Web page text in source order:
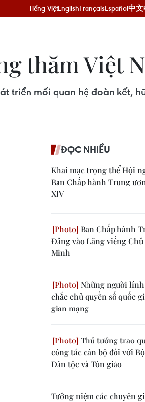
Tiếng ViệtEnglishFrançaisEspañol中文
thăm Việt
triển mối quan hệ đoàn kết,
ĐỌC NHIỀU
Khai mạc trọng thể Hội
Ban Chấp hành Trung
XIV
Ban Chấp hành
Đảng vào Lăng viếng
Minh
Những người lính
chắc chủ quyền số quốc
gian mạng
Thủ tướng trao
công tác cán bộ đối với
Dân tộc và Tôn giáo
Tưởng niệm các chuyên